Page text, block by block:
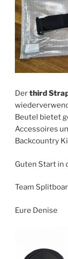
Derthird
Beutel bietet
Accessoires
Backcountry
Guten Start in
Team
Eure Denise